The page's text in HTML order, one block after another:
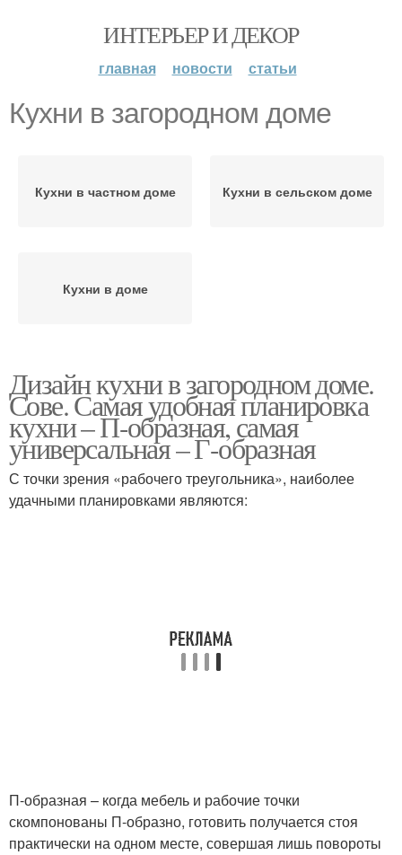
ИНТЕРЬЕР И ДЕКОР
главная новости статьи
Кухни в загородном доме
Кухни в частном доме Кухни в сельском доме
Кухни в доме
Дизайн кухни в загородном доме.
Сове. Самая удобная планировка
кухни – П-образная, самая
универсальная – Г-образная
С точки зрения «рабочего треугольника», наиболее
удачными планировками являются:
П-образная – когда мебель и рабочие точки
скомпонованы П-образно, готовить получается стоя
практически на одном месте, совершая лишь повороты